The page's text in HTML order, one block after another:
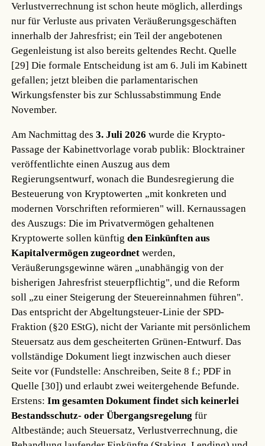
Verlustverrechnung ist schon heute möglich, allerdings
nur für Verluste aus privaten Veräußerungsgeschäften
innerhalb der Jahresfrist; ein Teil der angebotenen
Gegenleistung ist also bereits geltendes Recht.Quelle
[29] Die formale Entscheidung ist am 6. Juli im Kabinett
gefallen; jetzt bleiben die parlamentarischen
Wirkungsfenster bis zur Schlussabstimmung Ende
November.
Am Nachmittag des3. Juli 2026 wurde die Krypto-
Passage der Kabinettvorlage vorab publik: Blocktrainer
veröffentlichte einen Auszug aus dem
Regierungsentwurf, wonach die Bundesregierung die
Besteuerung von Kryptowerten „mit konkreten und
modernen Vorschriften reformieren" will. Kernaussagen
des Auszugs: Die im Privatvermögen gehaltenen
Kryptowerte sollen künftigden Einkünften aus
Kapitalvermögen zugeordnet werden,
Veräußerungsgewinne wären „unabhängig von der
bisherigen Jahresfrist steuerpflichtig", und die Reform
soll „zu einer Steigerung der Steuereinnahmen führen".
Das entspricht der Abgeltungsteuer-Linie der SPD-
Fraktion (§20 EStG), nicht der Variante mit persönlichem
Steuersatz aus dem gescheiterten Grünen-Entwurf. Das
vollständige Dokument liegt inzwischen auch dieser
Seite vor (Fundstelle: Anschreiben, Seite 8 f.; PDF in
Quelle [30]) und erlaubt zwei weitergehende Befunde.
Erstens:Im gesamten Dokument findet sich keinerlei
Bestandsschutz- oder Übergangsregelung für
Altbestände; auch Steuersatz, Verlustverrechnung, die